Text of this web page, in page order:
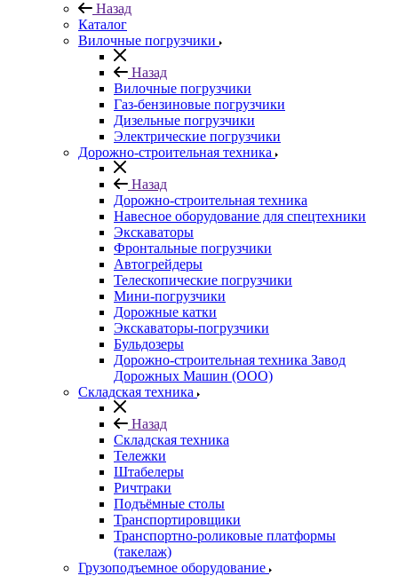
Назад
Каталог
Вилочные погрузчики
Назад
Вилочные погрузчики
Газ-бензиновые погрузчики
Дизельные погрузчики
Электрические погрузчики
Дорожно-строительная техника
Назад
Дорожно-строительная техника
Навесное оборудование для спецтехники
Экскаваторы
Фронтальные погрузчики
Автогрейдеры
Телескопические погрузчики
Мини-погрузчики
Дорожные катки
Экскаваторы-погрузчики
Бульдозеры
Дорожно-строительная техника Завод
Дорожных Машин (ООО)
Складская техника
Назад
Складская техника
Тележки
Штабелеры
Ричтраки
Подъёмные столы
Транспортировщики
Транспортно-роликовые платформы
(такелаж)
Грузоподъемное оборудование